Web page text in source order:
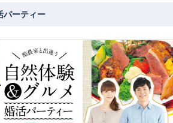
パーティー